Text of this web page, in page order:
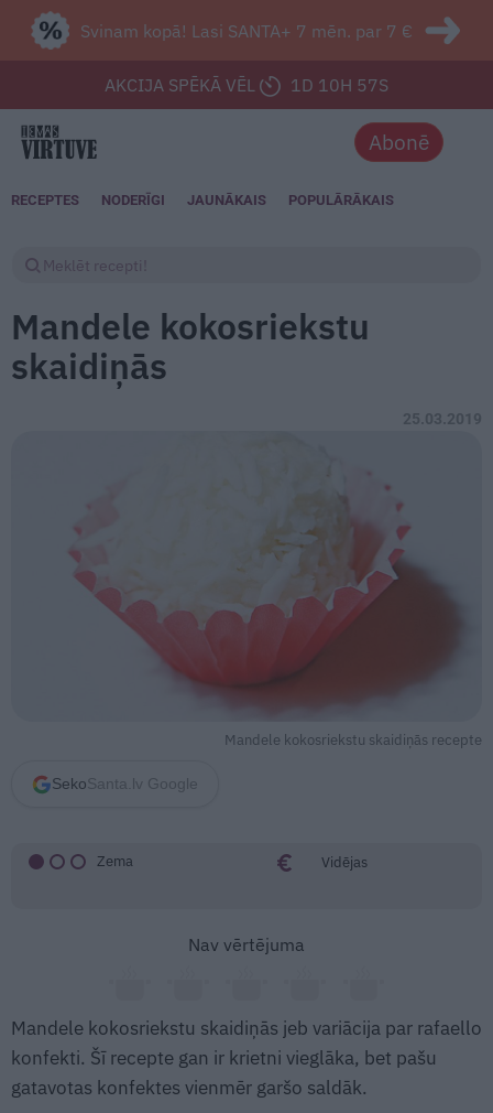
Svinam kopā! Lasi SANTA+ 7 mēn. par 7 €
AKCIJA SPĒKĀ VĒL 1D 10H 54S
Abonē
RECEPTES NODERĪGI JAUNĀKAIS POPULĀRĀKAIS
Mandele kokosriekstu
skaidiņās
25.03.2019
Mandele kokosriekstu skaidiņās recepte
Seko Santa.lv Google
Zema Vidējas
Nav vērtējuma
Mandele kokosriekstu skaidiņās jeb variācija par rafaello
konfekti. Šī recepte gan ir krietni vieglāka, bet pašu
gatavotas konfektes vienmēr garšo saldāk.